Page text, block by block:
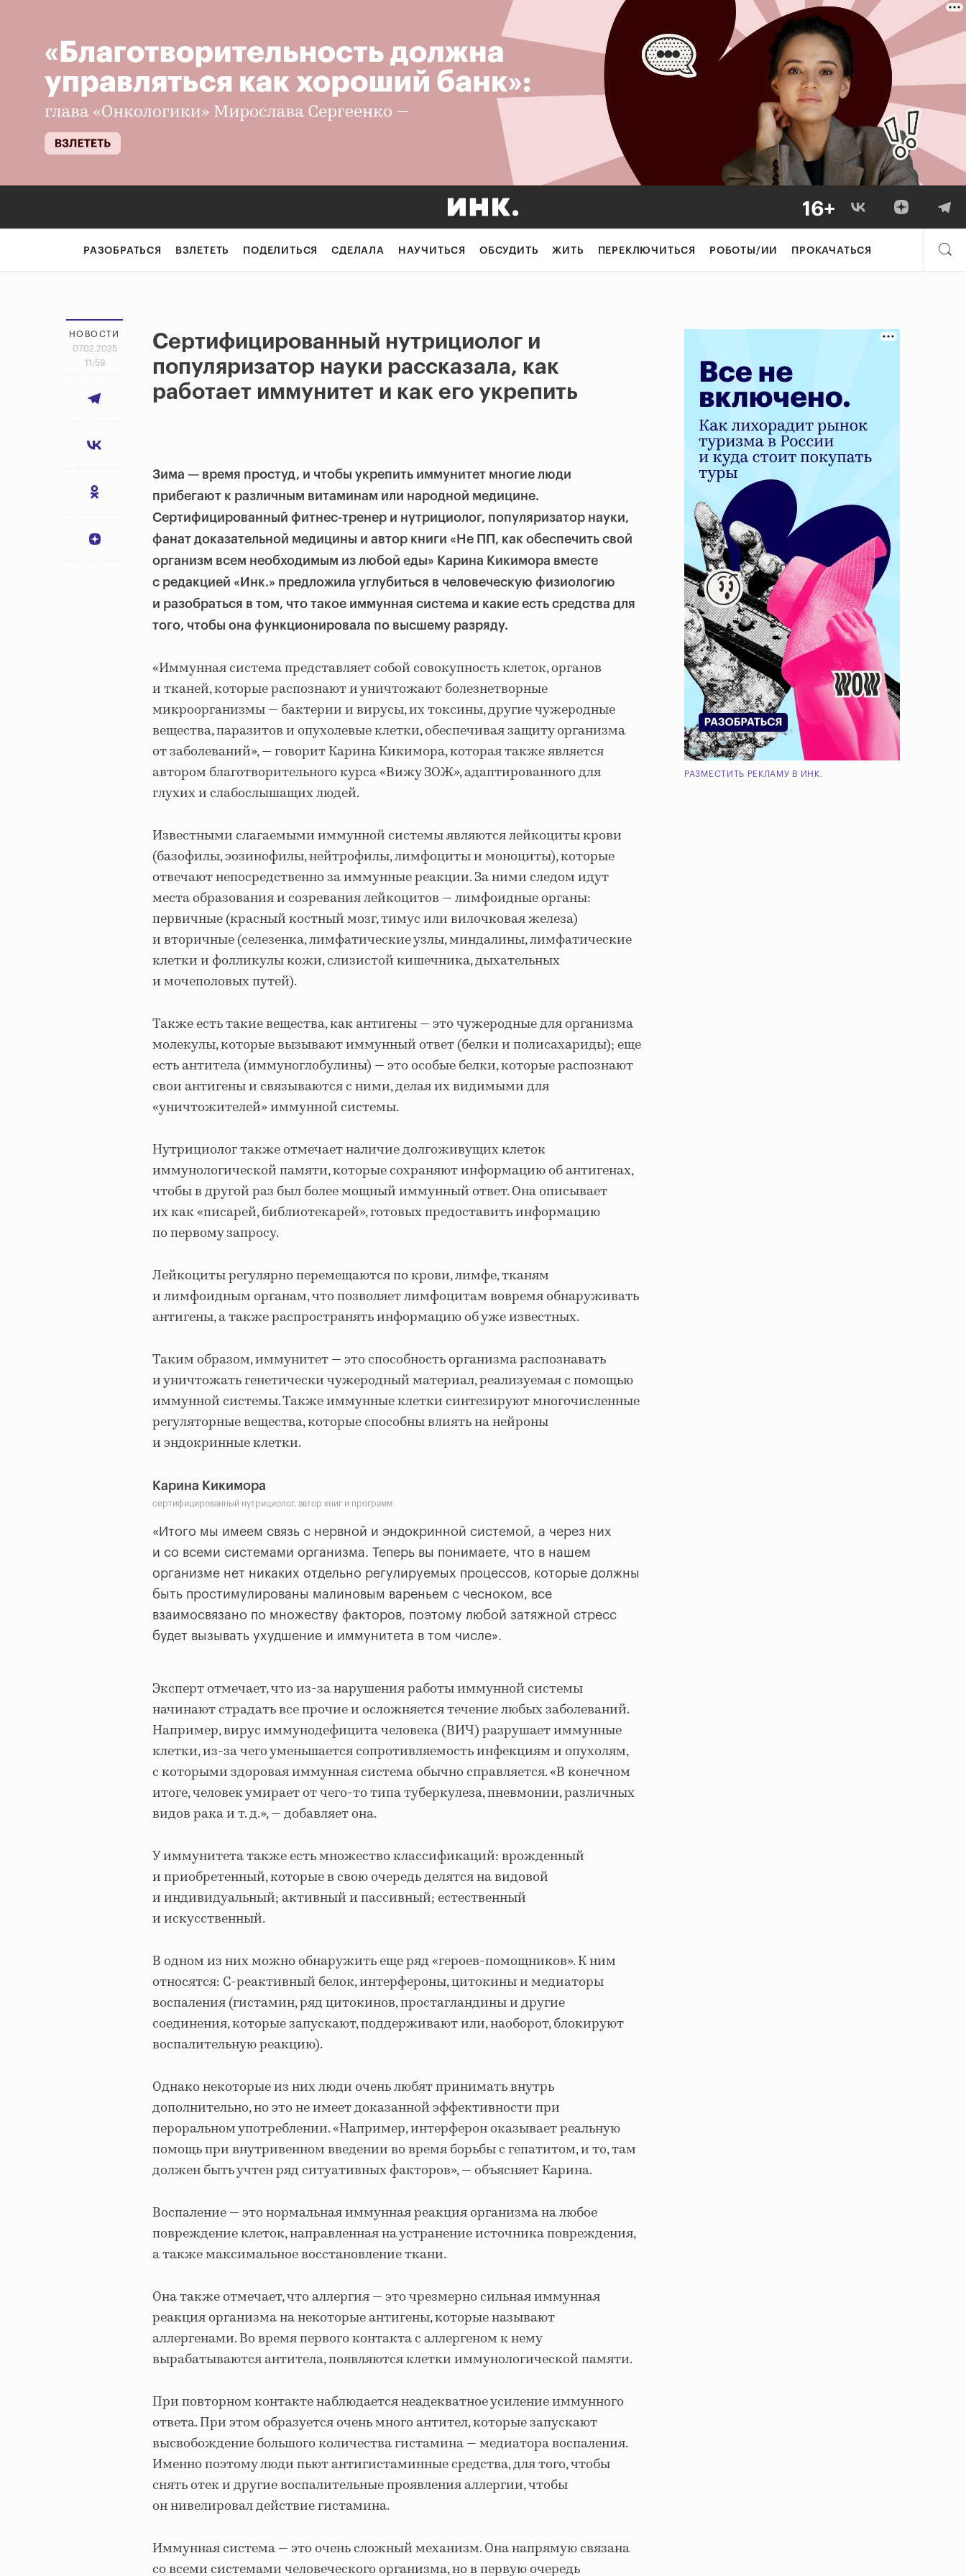
РАЗОБРАТЬСЯ ВЗЛЕТЕТЬ ПОДЕЛИТЬСЯ СДЕЛАЛА НАУЧИТЬСЯ ОБСУДИТЬ ЖИТЬ ПЕРЕКЛЮЧИТЬСЯ РОБОТЫ/ИИ ПРОКАЧАТЬСЯ
НОВОСТИ
07.02.2025
11:59
Сертифицированный нутрициолог и
популяризатор науки рассказала, как
работает иммунитет и как его укрепить
Зима — время простуд, и чтобы укрепить иммунитет многие люди
прибегают к различным витаминам или народной медицине.
Сертифицированный фитнес-тренер и нутрициолог, популяризатор науки,
фанат доказательной медицины и автор книги «Не ПП, как обеспечить свой
организм всем необходимым из любой еды» Карина Кикимора вместе
с редакцией «Инк.» предложила углубиться в человеческую физиологию
и разобраться в том, что такое иммунная система и какие есть средства для
того, чтобы она функционировала по высшему разряду.
«Иммунная система представляет собой совокупность клеток, органов
и тканей, которые распознают и уничтожают болезнетворные
микроорганизмы — бактерии и вирусы, их токсины, другие чужеродные
вещества, паразитов и опухолевые клетки, обеспечивая защиту организма
от заболеваний», — говорит Карина Кикимора, которая также является
автором благотворительного курса «Вижу ЗОЖ», адаптированного для
глухих и слабослышащих людей.
Известными слагаемыми иммунной системы являются лейкоциты крови
(базофилы, эозинофилы, нейтрофилы, лимфоциты и моноциты), которые
отвечают непосредственно за иммунные реакции. За ними следом идут
места образования и созревания лейкоцитов — лимфоидные органы:
первичные (красный костный мозг, тимус или вилочковая железа)
и вторичные (селезенка, лимфатические узлы, миндалины, лимфатические
клетки и фолликулы кожи, слизистой кишечника, дыхательных
и мочеполовых путей).
Также есть такие вещества, как антигены — это чужеродные для организма
молекулы, которые вызывают иммунный ответ (белки и полисахариды); еще
есть антитела (иммуноглобулины) — это особые белки, которые распознают
свои антигены и связываются с ними, делая их видимыми для
«уничтожителей» иммунной системы.
Нутрициолог также отмечает наличие долгоживущих клеток
иммунологической памяти, которые сохраняют информацию об антигенах,
чтобы в другой раз был более мощный иммунный ответ. Она описывает
их как «писарей, библиотекарей», готовых предоставить информацию
по первому запросу.
Лейкоциты регулярно перемещаются по крови, лимфе, тканям
и лимфоидным органам, что позволяет лимфоцитам вовремя обнаруживать
антигены, а также распространять информацию об уже известных.
Таким образом, иммунитет — это способность организма распознавать
и уничтожать генетически чужеродный материал, реализуемая с помощью
иммунной системы. Также иммунные клетки синтезируют многочисленные
регуляторные вещества, которые способны влиять на нейроны
и эндокринные клетки.
Карина Кикимора
сертифицированный нутрициолог, автор книг и программ
«Итого мы имеем связь с нервной и эндокринной системой, а через них
и со всеми системами организма. Теперь вы понимаете, что в нашем
организме нет никаких отдельно регулируемых процессов, которые должны
быть простимулированы малиновым вареньем с чесноком, все
взаимосвязано по множеству факторов, поэтому любой затяжной стресс
будет вызывать ухудшение и иммунитета в том числе».
Эксперт отмечает, что из-за нарушения работы иммунной системы
начинают страдать все прочие и осложняется течение любых заболеваний.
Например, вирус иммунодефицита человека (ВИЧ) разрушает иммунные
клетки, из-за чего уменьшается сопротивляемость инфекциям и опухолям,
с которыми здоровая иммунная система обычно справляется. «В конечном
итоге, человек умирает от чего-то типа туберкулеза, пневмонии, различных
видов рака и т. д.», — добавляет она.
У иммунитета также есть множество классификаций: врожденный
и приобретенный, которые в свою очередь делятся на видовой
и индивидуальный; активный и пассивный; естественный
и искусственный.
В одном из них можно обнаружить еще ряд «героев-помощников». К ним
относятся: С-реактивный белок, интерфероны, цитокины и медиаторы
воспаления (гистамин, ряд цитокинов, простагландины и другие
соединения, которые запускают, поддерживают или, наоборот, блокируют
воспалительную реакцию).
Однако некоторые из них люди очень любят принимать внутрь
дополнительно, но это не имеет доказанной эффективности при
пероральном употреблении. «Например, интерферон оказывает реальную
помощь при внутривенном введении во время борьбы с гепатитом, и то, там
должен быть учтен ряд ситуативных факторов», — объясняет Карина.
Воспаление — это нормальная иммунная реакция организма на любое
повреждение клеток, направленная на устранение источника повреждения,
а также максимальное восстановление ткани.
Она также отмечает, что аллергия — это чрезмерно сильная иммунная
реакция организма на некоторые антигены, которые называют
аллергенами. Во время первого контакта с аллергеном к нему
вырабатываются антитела, появляются клетки иммунологической памяти.
При повторном контакте наблюдается неадекватное усиление иммунного
ответа. При этом образуется очень много антител, которые запускают
высвобождение большого количества гистамина — медиатора воспаления.
Именно поэтому люди пьют антигистаминные средства, для того, чтобы
снять отек и другие воспалительные проявления аллергии, чтобы
он нивелировал действие гистамина.
Иммунная система — это очень сложный механизм. Она напрямую связана
со всеми системами человеческого организма, но в первую очередь
РАЗМЕСТИТЬ РЕКЛАМУ В ИНК.